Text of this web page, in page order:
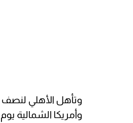
وتأهل الأهلي لنصف
وأمريكا الشمالية يوم 14 ديسمبر المقبل.